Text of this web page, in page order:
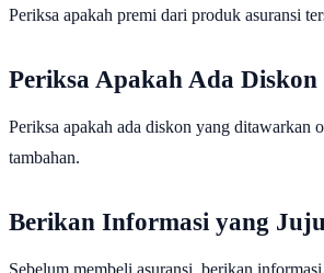
Periksa apakah premi dari produk asuransi
Periksa Apakah Ada Diskon
Periksa apakah ada diskon yang ditawarkan
tambahan.
Berikan Informasi yang